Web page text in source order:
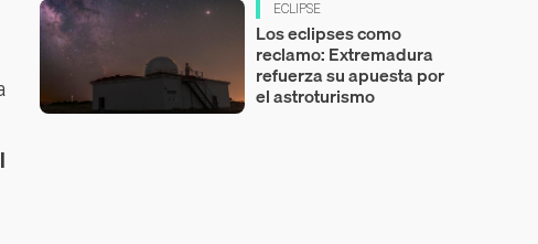
ECLIPSE
Los eclipses como
reclamo: Extremadura
refuerza su apuesta por
el astroturismo